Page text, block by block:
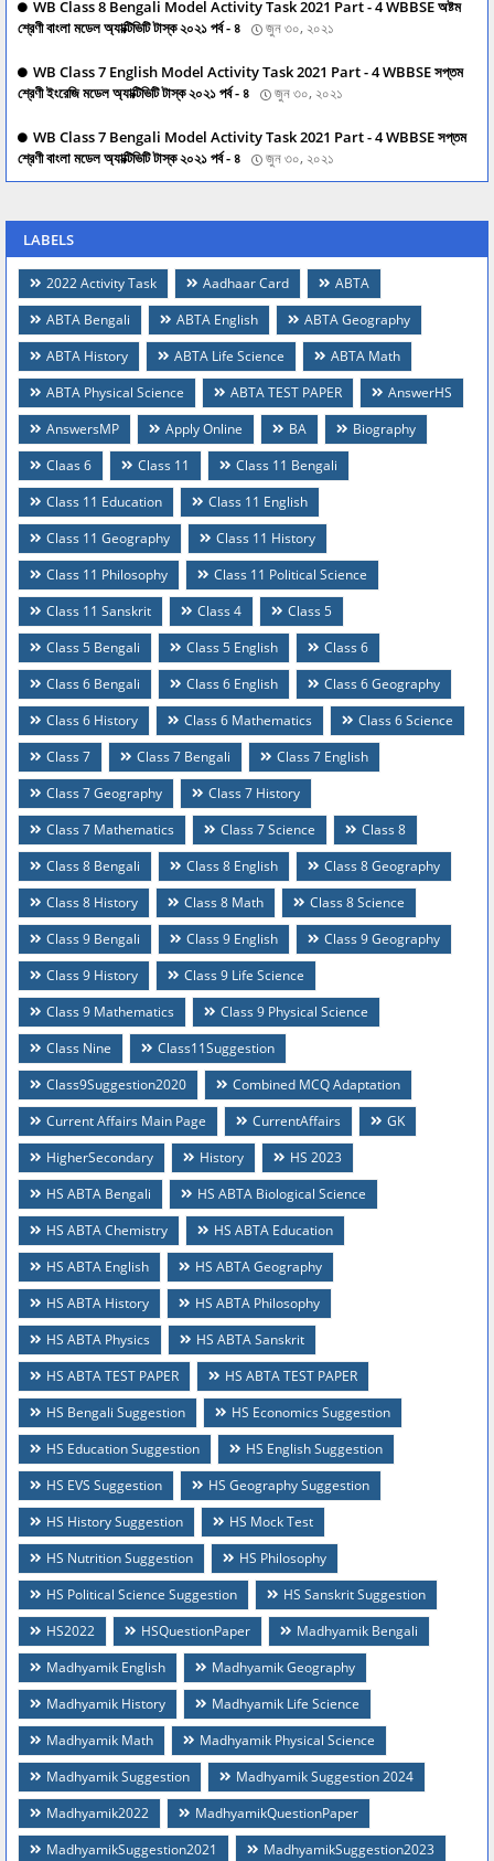
WB Class 8 Bengali Model Activity Task 2021 Part - 4 WBBSE অষ্টম
শ্রেণী বাংলা মডেল অ্যাক্টিভিটি টাস্ক ২০২১ পর্ব - ৪
জুন ৩০, ২০২১
WB Class 7 English Model Activity Task 2021 Part - 4 WBBSE সপ্তম
শ্রেণী ইংরেজি মডেল অ্যাক্টিভিটি টাস্ক ২০২১ পর্ব - ৪
জুন ৩০, ২০২১
WB Class 7 Bengali Model Activity Task 2021 Part - 4 WBBSE সপ্তম
শ্রেণী বাংলা মডেল অ্যাক্টিভিটি টাস্ক ২০২১ পর্ব - ৪
জুন ৩০, ২০২১
LABELS
2022 Activity Task Aadhaar Card
ABTA
ABTA Bengali
ABTA English
ABTA Geography
ABTA History
ABTA Life Science
ABTA Math
ABTA Physical Science
ABTA TEST PAPER
AnswerHS
AnswersMP
Apply Online BA
Biography
Claas 6
Class 11
Class 11 Bengali
Class 11 Education
Class 11 English
Class 11 Geography
Class 11 History
Class 11 Philosophy
Class 11 Political Science
Class 11 Sanskrit
Class 4
Class 5
Class 5 Bengali
Class 5 English
Class 6
Class 6 Bengali
Class 6 English
Class 6 Geography
Class 6 History
Class 6 Mathematics
Class 6 Science
Class 7
Class 7 Bengali
Class 7 English
Class 7 Geography
Class 7 History
Class 7 Mathematics
Class 7 Science
Class 8
Class 8 Bengali
Class 8 English
Class 8 Geography
Class 8 History
Class 8 Math
Class 8 Science
Class 9 Bengali
Class 9 English
Class 9 Geography
Class 9 History
Class 9 Life Science
Class 9 Mathematics
Class 9 Physical Science
Class Nine
Class11Suggestion
Class9Suggestion2020
Combined MCQ Adaptation
Current Affairs Main Page
CurrentAffairs
GK
HigherSecondary
History
HS 2023
HS ABTA Bengali
HS ABTA Biological Science
HS ABTA Chemistry
HS ABTA Education
HS ABTA English
HS ABTA Geography
HS ABTA History
HS ABTA Philosophy
HS ABTA Physics
HS ABTA Sanskrit
HS ABTA TEST PAPER
HS ABTA TEST PAPER
HS Bengali Suggestion
HS Economics Suggestion
HS Education Suggestion
HS English Suggestion
HS EVS Suggestion
HS Geography Suggestion
HS History Suggestion
HS Mock Test
HS Nutrition Suggestion
HS Philosophy
HS Political Science Suggestion
HS Sanskrit Suggestion
HS2022
HSQuestionPaper
Madhyamik Bengali
Madhyamik English
Madhyamik Geography
Madhyamik History
Madhyamik Life Science
Madhyamik Math
Madhyamik Physical Science
Madhyamik Suggestion
Madhyamik Suggestion 2024
Madhyamik2022
MadhyamikQuestionPaper
MadhyamikSuggestion2021
MadhyamikSuggestion2023